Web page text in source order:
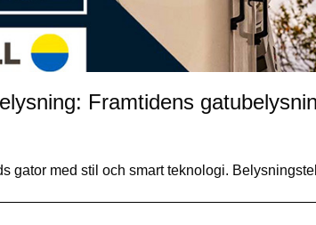
Framtidens
gator med stil och smart teknologi.